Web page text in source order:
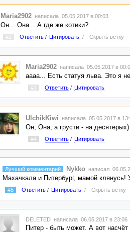
Maria2902 написала 05.05.2017 в 00:03
Он... Она... А где же котики?
#2 Ответить/ Цитировать / Скрыть ветку
Maria2902 написала 05.05.2017 в
аааа... Есть статуя льва. Это я
#3 Ответить/ Цитировать
UlchikKiwi написала 05.05.2017 в
Он, Она, а грусти - на десятерых)
#4 Ответить/ Цитировать
Лучший комментарий Nykko написал
Махачкала и Питербург, мамой клянусь!
#5 Ответить/ Цитировать / Скрыть ветку
DELETED написала 06.05.2017 в 23:06
Питер - быть может. А вот